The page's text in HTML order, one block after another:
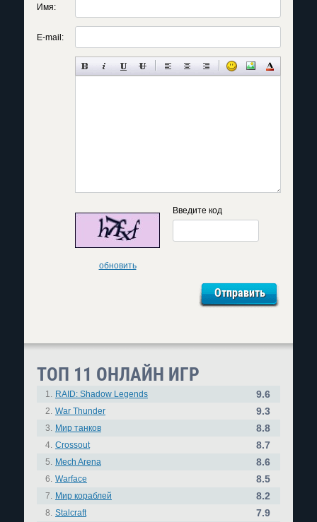
Имя:
E-mail:
обновить
Введите код
ТОП 11 ОНЛАЙН ИГР
1. RAID: Shadow Legends 9.6
2. War Thunder 9.3
3. Мир танков 8.8
4. Crossout 8.7
5. Mech Arena 8.6
6. Warface 8.5
7. Мир кораблей 8.2
8. Stalcraft 7.9